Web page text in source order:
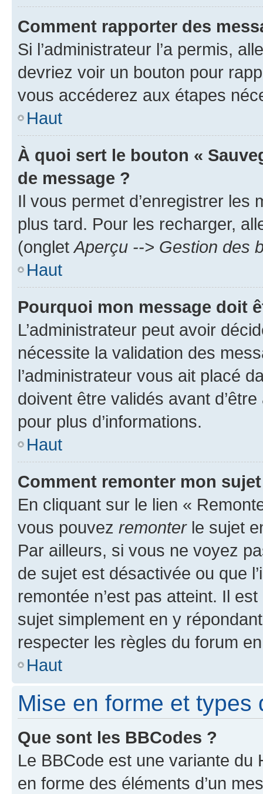
Comment rapporter des
Si l’administrateur l’a permis,
devriez voir un bouton pour
vous accéderez aux étapes
Haut
À quoi sert le bouton «
de message ?
Il vous permet d’enregistrer
plus tard. Pour les recharger,
(onglet Aperçu --> Gestion des
Haut
Pourquoi mon message doit
L’administrateur peut avoir
nécessite la validation des
l’administrateur vous ait placé
doivent être validés avant
pour plus d’informations.
Haut
Comment remonter mon
En cliquant sur le lien «
vous pouvez remonterle sujet
Par ailleurs, si vous ne voyez
de sujet est désactivée ou que
remontée n’est pas atteint. Il
sujet simplement en y
respecter les règles du forum
Haut
Mise en forme et types
Que sont les BBCodes ?
Le BBCode est une variante du
en forme des éléments d’un